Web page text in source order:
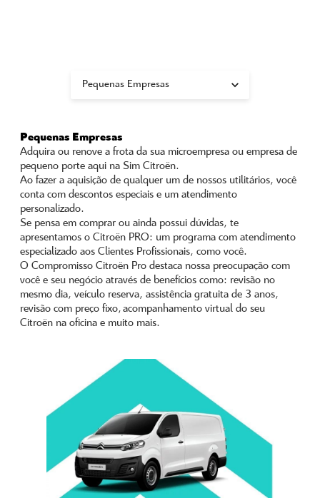
Pequenas Empresas
Adquira ou renove a frota da sua microempresa ou empresa de
pequeno porte aqui na Sim Citroën.
Ao fazer a aquisição de qualquer um de nossos utilitários, você
conta com descontos especiais e um atendimento
personalizado.
Se pensa em comprar ou ainda possui dúvidas, te
apresentamos o Citroën PRO: um programa com atendimento
especializado aos Clientes Profissionais, como você.
O Compromisso Citroën Pro destaca nossa preocupação com
você e seu negócio através de benefícios como: revisão no
mesmo dia, veículo reserva, assistência gratuita de 3 anos,
revisão com preço fixo, acompanhamento virtual do seu
Citroën na oficina e muito mais.